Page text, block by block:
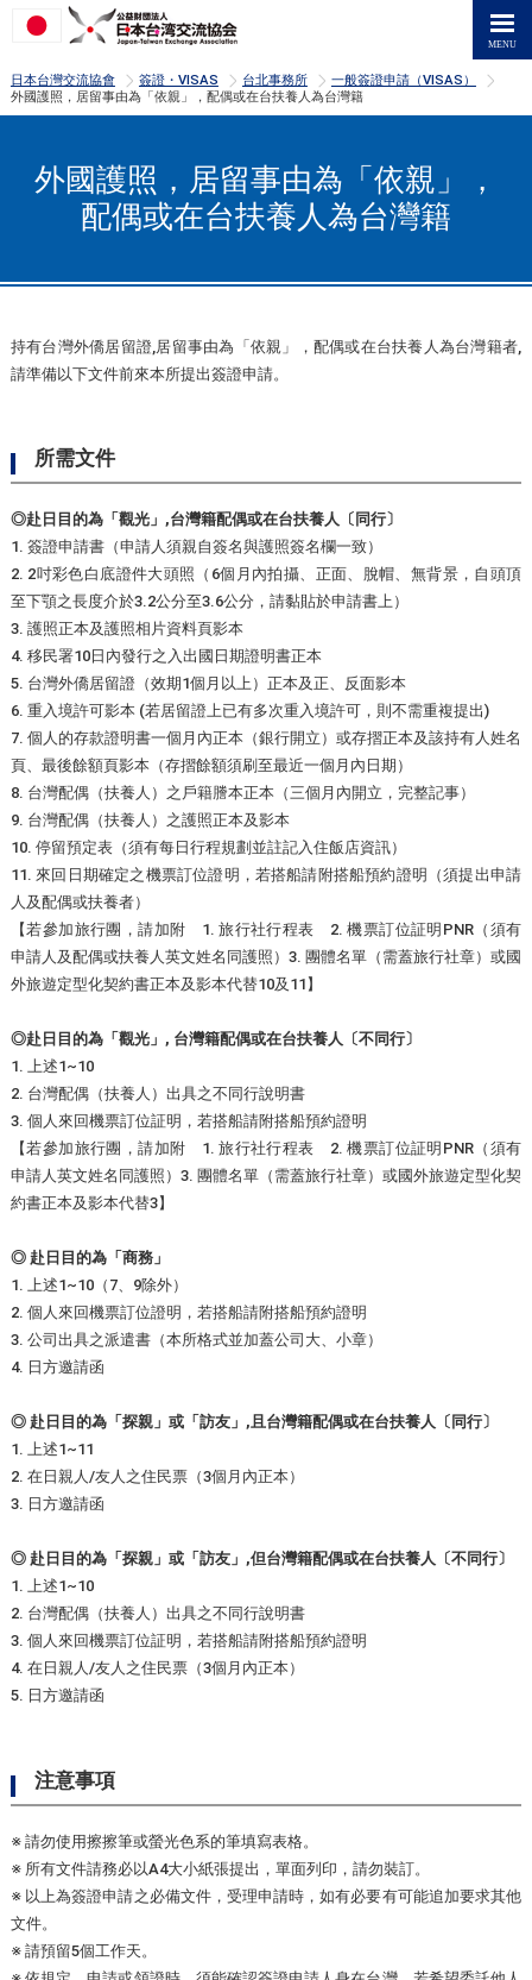
日本台灣交流協會 >
簽證・VISAS >
台北事務所 >
一般簽證申請（VISAS）
外國護照，居留事由為「依親」，配偶或在台扶養人為台灣籍
外國護照，居留事由為「依親」，
配偶或在台扶養人為台灣籍
持有台灣外僑居留證,居留事由為「依親」，配偶或在台扶養人為台灣籍者,
請準備以下文件前來本所提出簽證申請。
所需文件
◎赴日目的為「觀光」,台灣籍配偶或在台扶養人〔同行〕
1. 簽證申請書（申請人須親自簽名與護照簽名欄一致）
2. 2吋彩色白底證件大頭照（6個月內拍攝、正面、脫帽、無背景，自頭頂
至下顎之長度介於3.2公分至3.6公分，請黏貼於申請書上）
3. 護照正本及護照相片資料頁影本
4. 移民署10日內發行之入出國日期證明書正本
5. 台灣外僑居留證（效期1個月以上）正本及正、反面影本
6. 重入境許可影本 (若居留證上已有多次重入境許可，則不需重複提出)
7. 個人的存款證明書一個月內正本（銀行開立）或存摺正本及該持有人姓名
頁、最後餘額頁影本（存摺餘額須刷至最近一個月內日期）
8. 台灣配偶（扶養人）之戶籍謄本正本（三個月內開立，完整記事）
9. 台灣配偶（扶養人）之護照正本及影本
10. 停留預定表（須有每日行程規劃並註記入住飯店資訊）
11. 來回日期確定之機票訂位證明，若搭船請附搭船預約證明（須提出申請
人及配偶或扶養者）
【若參加旅行團，請加附 1. 旅行社行程表 2. 機票訂位証明PNR（須有
申請人及配偶或扶養人英文姓名同護照）3. 團體名單（需蓋旅行社章）或國
外旅遊定型化契約書正本及影本代替10及11】
◎赴日目的為「觀光」, 台灣籍配偶或在台扶養人〔不同行〕
1. 上述1~10
2. 台灣配偶（扶養人）出具之不同行說明書
3. 個人來回機票訂位証明，若搭船請附搭船預約證明
【若參加旅行團，請加附 1. 旅行社行程表 2. 機票訂位証明PNR（須有
申請人英文姓名同護照）3. 團體名單（需蓋旅行社章）或國外旅遊定型化契
約書正本及影本代替3】
◎ 赴日目的為「商務」
1. 上述1~10（7、9除外）
2. 個人來回機票訂位證明，若搭船請附搭船預約證明
3. 公司出具之派遣書（本所格式並加蓋公司大、小章）
4. 日方邀請函
◎ 赴日目的為「探親」或「訪友」,且台灣籍配偶或在台扶養人〔同行〕
1. 上述1~11
2. 在日親人/友人之住民票（3個月內正本）
3. 日方邀請函
◎ 赴日目的為「探親」或「訪友」,但台灣籍配偶或在台扶養人〔不同行〕
1. 上述1~10
2. 台灣配偶（扶養人）出具之不同行說明書
3. 個人來回機票訂位証明，若搭船請附搭船預約證明
4. 在日親人/友人之住民票（3個月內正本）
5. 日方邀請函
注意事項
※ 請勿使用擦擦筆或螢光色系的筆填寫表格。
※ 所有文件請務必以A4大小紙張提出，單面列印，請勿裝訂。
※ 以上為簽證申請之必備文件，受理申請時，如有必要有可能追加要求其他
文件。
※ 請預留5個工作天。